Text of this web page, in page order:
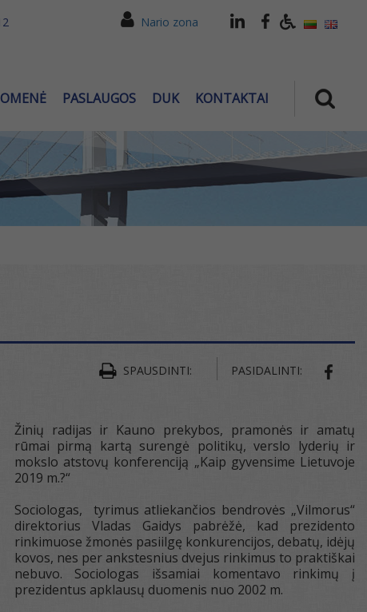
Nario zona
PASLAUGOS DUK KONTAKTAI
SPAUSDINTI: PASIDALINTI:
Žinių radijas ir Kauno prekybos, pramonės ir amatų
rūmai pirmą kartą surengė politikų, verslo lyderių ir
mokslo atstovų konferenciją „Kaip gyvensime Lietuvoje
2019 m.?“
Sociologas, tyrimus atliekančios bendrovės „Vilmorus“
direktorius Vladas Gaidys pabrėžė, kad prezidento
rinkimuose žmonės pasiilgę konkurencijos, debatų, idėjų
kovos, nes per ankstesnius dvejus rinkimus to praktiškai
nebuvo. Sociologas išsamiai komentavo rinkimų į
prezidentus apklausų duomenis nuo 2002 m.